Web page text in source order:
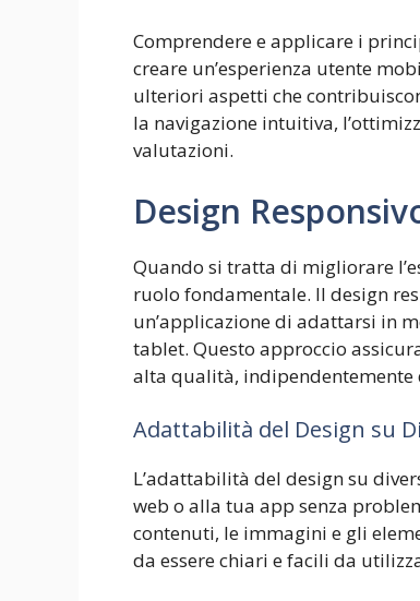
Comprendere e applicare i
creare un’esperienza utente
ulteriori aspetti che
la navigazione intuitiva,
valutazioni.
Design
Quando si tratta di migliorare
ruolo fondamentale. Il design
un’applicazione di adattarsi in
tablet. Questo approccio
alta qualità,
Adattabilità del Design su
L’adattabilità del design su
web o alla tua app senza
contenuti, le immagini e gli
da essere chiari e facili da